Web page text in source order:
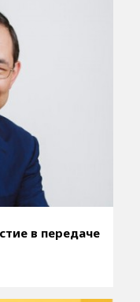
в передаче